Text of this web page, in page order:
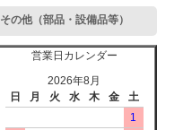
その他（部品・設備品等）
営業日カレンダー
2026年8月
日
月 火 水 木 金
土
1